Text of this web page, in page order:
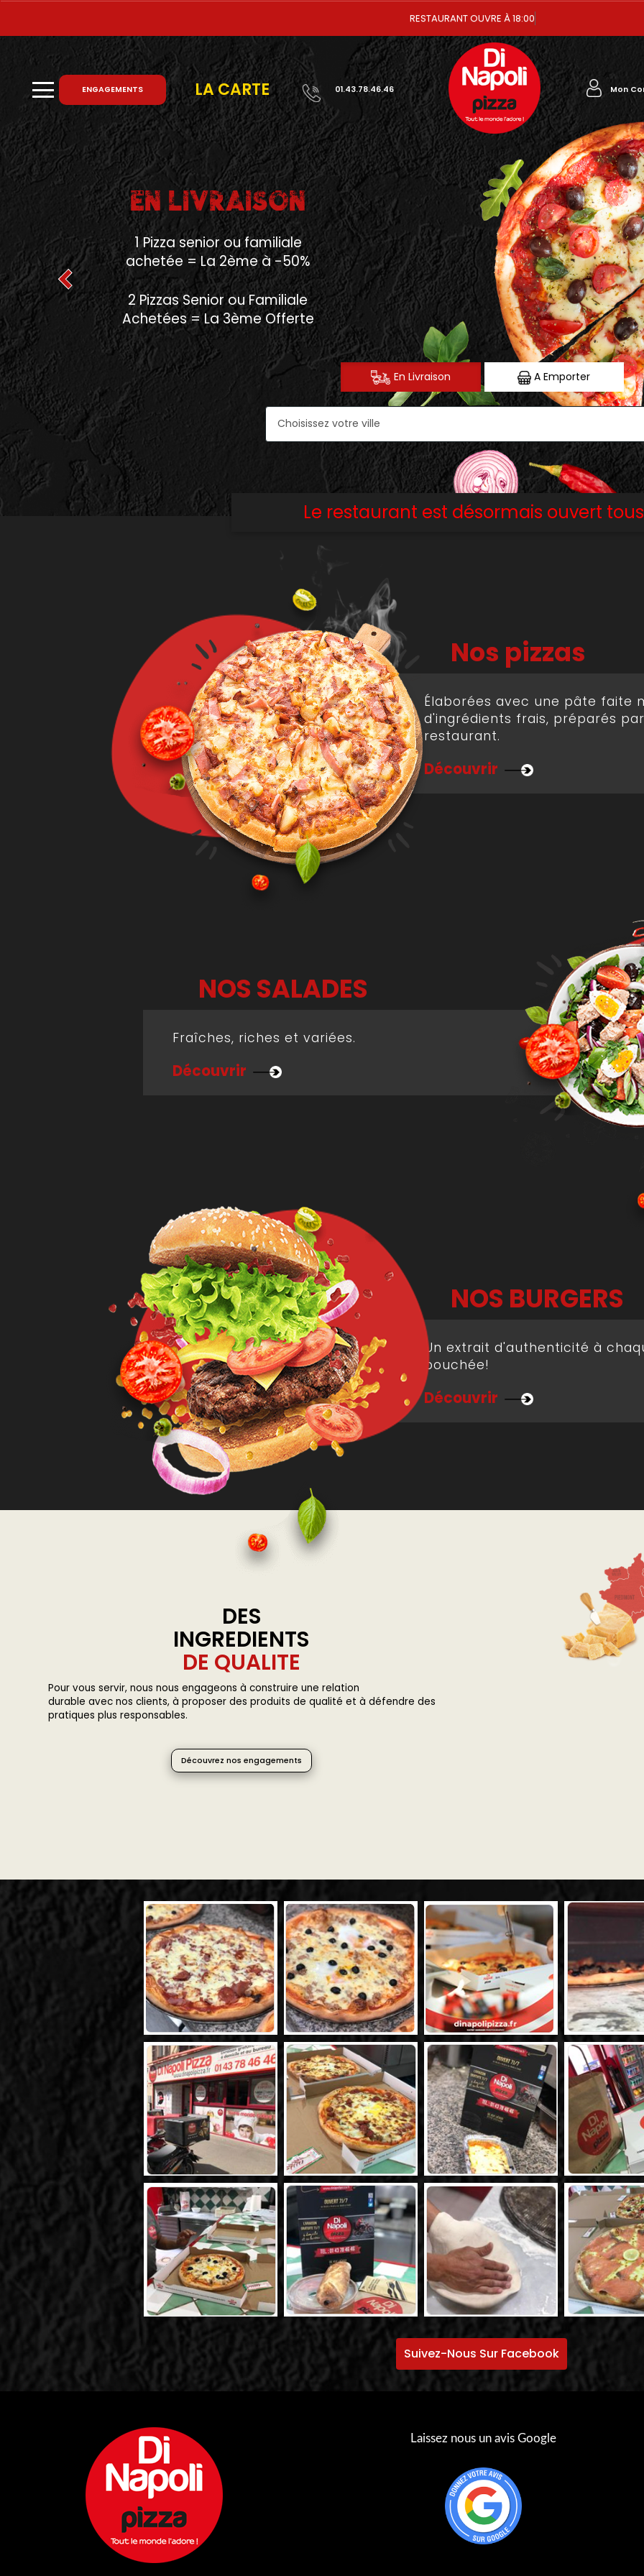
RESTA
ENGAGEMENTS LA CARTE 01.43.78.46.46 Mon
X
À
Emporter
Allergènes
Charte
Qualité
C.G.V
Contact
Mentions
Légales
Mobile
Programme
Vos
Avis
Zones
de
Livraison
En Livraison A Emporter
À EMPORTER
1 Pizza senior achetée
= La 2èmeà 3€
1 Pizza familiale achetée
= La 2 èmeà 4€
Previous
Le restaurant est
Nos pizzas
Élaborées avec une pâte faite
d'ingrédients frais, préparés
restaurant.
Découvrir
NOS SALADES
Fraîches, riches et variées.
Découvrir
NOS BURGERS
Un extrait d'authenticité à
bouchée!
Découvrir
DES
INGREDIENTS
DE QUALITE
Pour vous servir, nous nous engageons à construire une relation
durable avec nos clients, à proposer des produits de qualité et à défendre des
pratiques plus responsables.
Découvrez nos engagements
Suivez-Nous Sur Facebook
Laissez nous un avis Google